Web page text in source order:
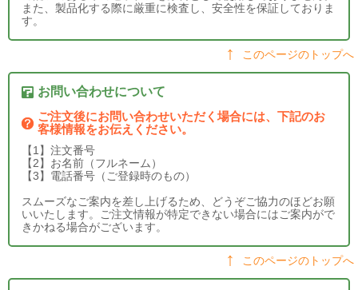
また、製品化する際に厳重に検査し、安全性を保証しておりま
す。
このページのトップへ
お問い合わせについて
ご注文後にお問い合わせいただく場合には、下記のお
客様情報をお伝えください。
【1】注文番号
【2】お名前（フルネーム）
【3】電話番号（ご登録時のもの）
スムーズなご案内を差し上げるため、どうぞご協力のほどお願
いいたします。ご注文情報が特定できない場合にはご案内がで
きかねる場合がございます。
このページのトップへ